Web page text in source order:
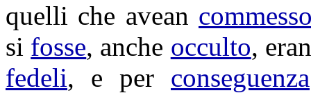
quelli che avean
si fosse, anche occulto,
fedeli, e per conseguenza